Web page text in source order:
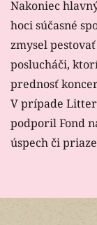
Nakoniec
hoci súčasné
zmysel
poslucháči,
prednosť
V prípade
podporil Fond
úspech či